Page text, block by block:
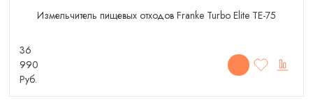
Измельчитель пищевых отходов Franke Turbo Elite TE-75
36
990
Руб.